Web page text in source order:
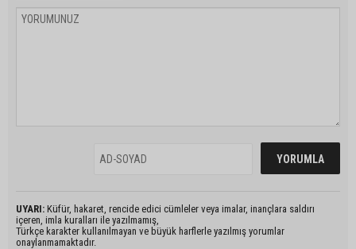
UYARI: Küfür, hakaret, rencide edici cümleler veya imalar, inançlara saldırı
içeren, imla kuralları ile yazılmamış,
Türkçe karakter kullanılmayan ve büyük harflerle yazılmış yorumlar
onaylanmamaktadır.